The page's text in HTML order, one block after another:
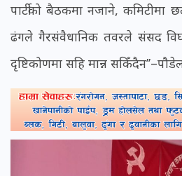
पार्टीको बैठकमा नजाने,
ढंगले गैरसंवैधानिक तवरले संसद
दृष्टिकोणमा सहि मान्न